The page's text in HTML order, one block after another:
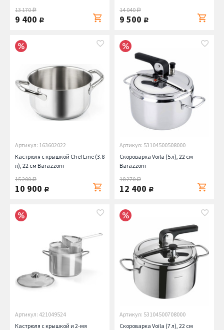
13 170руб.
9 400 руб.
14 040руб.
9 500 руб.
Артикул: 163602022
Кастрюля с крышкой Chef Line (3.8
л), 22 см Barazzoni
15 200руб.
10 900 руб.
Артикул: 53104500508000
Скороварка Voila (5 л), 22 см
Barazzoni
18 270руб.
12 400 руб.
Артикул: 421049524
Кастрюля с крышкой и 2-мя
Артикул: 53104500708000
Скороварка Voila (7 л), 22 см